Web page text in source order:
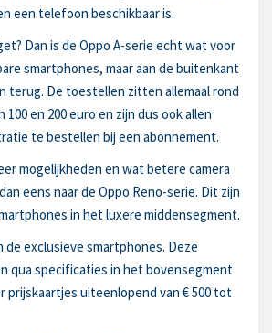
een telefoon beschikbaar is.
Dan is de Oppo A-serie echt wat voor
smartphones, maar aan de buitenkant
terug. De toestellen zitten allemaal rond
100 en 200 euro en zijn dus ook allen
te bestellen bij een abonnement.
mogelijkheden en wat betere camera
eens naar de Oppo Reno-serie. Dit zijn
in het luxere middensegment.
de exclusieve smartphones. Deze
qua specificaties in het bovensegment
prijskaartjes uiteenlopend van € 500 tot